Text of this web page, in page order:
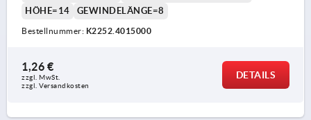
HÖHE=14
GEWINDELÄNGE=8
Bestellnummer: K2252.4015000
1,26 €
zzgl. MwSt.
zzgl. Versandkosten
DETAILS